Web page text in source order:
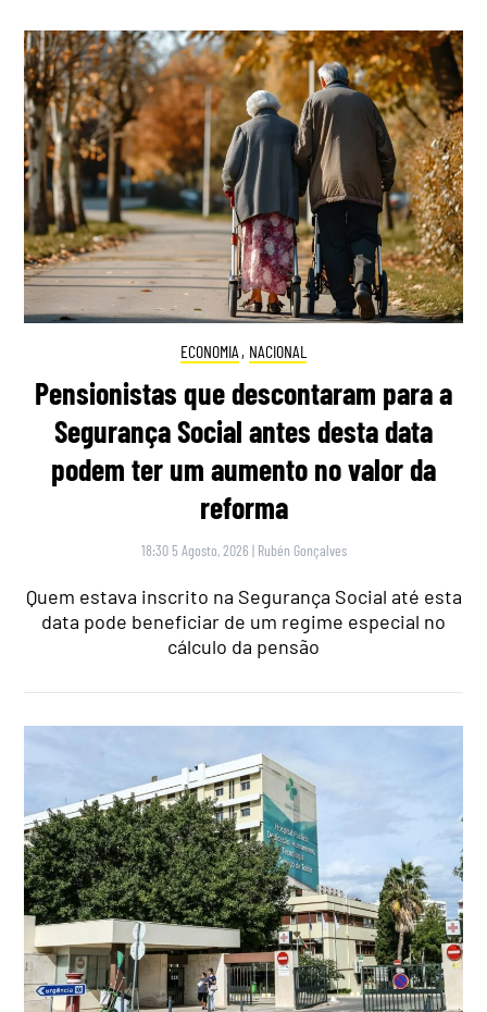
ECONOMIA , NACIONAL
Pensionistas que descontaram para a
Segurança Social antes desta data
podem ter um aumento no valor da
reforma
18:30 5 Agosto, 2026 | Rubén Gonçalves
Quem estava inscrito na Segurança Social até esta
data pode beneficiar de um regime especial no
cálculo da pensão